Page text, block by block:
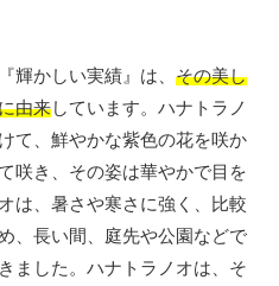
輝かしい実績』は、 その美し
由来しています。ハナトラノ
て、鮮やかな紫色の花を咲か
咲き、その姿は華やかで目を
は、暑さや寒さに強く、比較
、長い間、庭先や公園などで
ました。ハナトラノオは、そ